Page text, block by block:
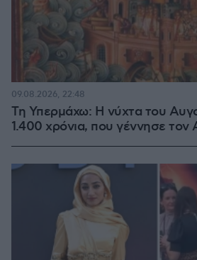
Τη Υπερμάχω: Η νύχτα του
1.400 χρόνια, που γέννησε
09.08.2026, 22:48